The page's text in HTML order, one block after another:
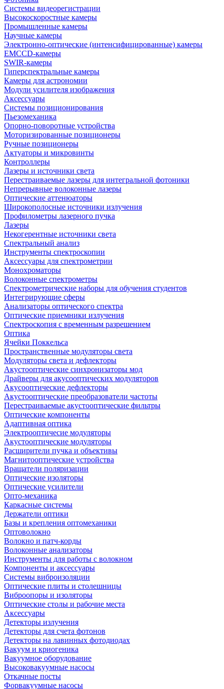
Cистемы видеорегистрации
Высокоскоростные камеры
Промышленные камеры
Научные камеры
Электронно-оптические (интенсифицированные) камеры
EMCCD-камеры
SWIR-камеры
Гиперспектральные камеры
Камеры для астрономии
Модули усилителя изображения
Аксессуары
Системы позиционирования
Пьезомеханика
Опорно-поворотные устройства
Моторизированные позиционеры
Ручные позиционеры
Актуаторы и микровинты
Контроллеры
Лазеры и источники света
Перестраиваемые лазеры для интегральной фотоники
Непрерывные волоконные лазеры
Оптические аттенюаторы
Широкополосные источники излучения
Профилометры лазерного пучка
Лазеры
Некогерентные источники света
Спектральный анализ
Инструменты спектроскопии
Аксессуары для спектрометрии
Монохроматоры
Волоконные спектрометры
Спектрометрические наборы для обучения студентов
Интегрирующие сферы
Анализаторы оптического спектра
Оптические приемники излучения
Спектроскопия с временным разрешением
Оптика
Ячейки Поккельса
Пространственные модуляторы света
Модуляторы света и дефлекторы
Акустооптические синхронизаторы мод
Драйверы для акусооптических модуляторов
Акусооптические дефлекторы
Акустооптические преобразователи частоты
Перестраиваемые акустооптические фильтры
Оптические компоненты
Адаптивная оптика
Электрооптичесие модуляторы
Акустооптические модуляторы
Расширители пучка и объективы
Магнитооптические устройства
Вращатели поляризации
Оптические изоляторы
Оптические усилители
Опто-механика
Каркасные системы
Держатели оптики
Базы и крепления оптомеханики
Оптоволокно
Волокно и патч-корды
Волоконные анализаторы
Инструменты для работы с волокном
Компоненты и аксессуары
Системы виброизоляции
Оптические плиты и столешницы
Виброопоры и изоляторы
Оптические столы и рабочие места
Аксессуары
Детекторы излучения
Детекторы для счета фотонов
Детекторы на лавинных фотодиодах
Вакуум и криогеника
Вакуумное оборудование
Высоковакуумные насосы
Откачные посты
Форвакуумные насосы